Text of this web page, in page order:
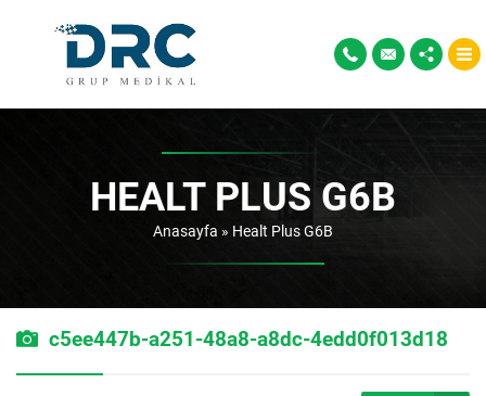
HEALT PLUS G6B
Anasayfa » Healt Plus G6B
c5ee447b-a251-48a8-a8dc-4edd0f013d18